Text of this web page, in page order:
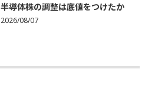
半導体株の調整は底値をつけたか
2026/08/07